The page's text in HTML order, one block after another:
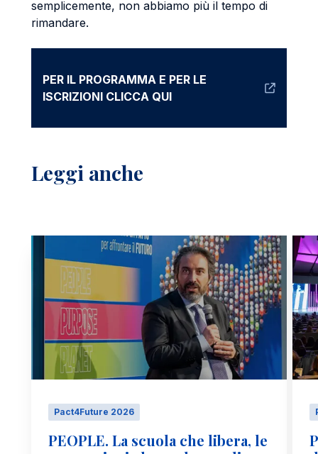
semplicemente, non abbiamo più il tempo di
rimandare.
PER IL PROGRAMMA E PER LE
ISCRIZIONI CLICCA QUI
Leggi anche
Pact4Future 2026
PEOPLE. La scuola che libera, le